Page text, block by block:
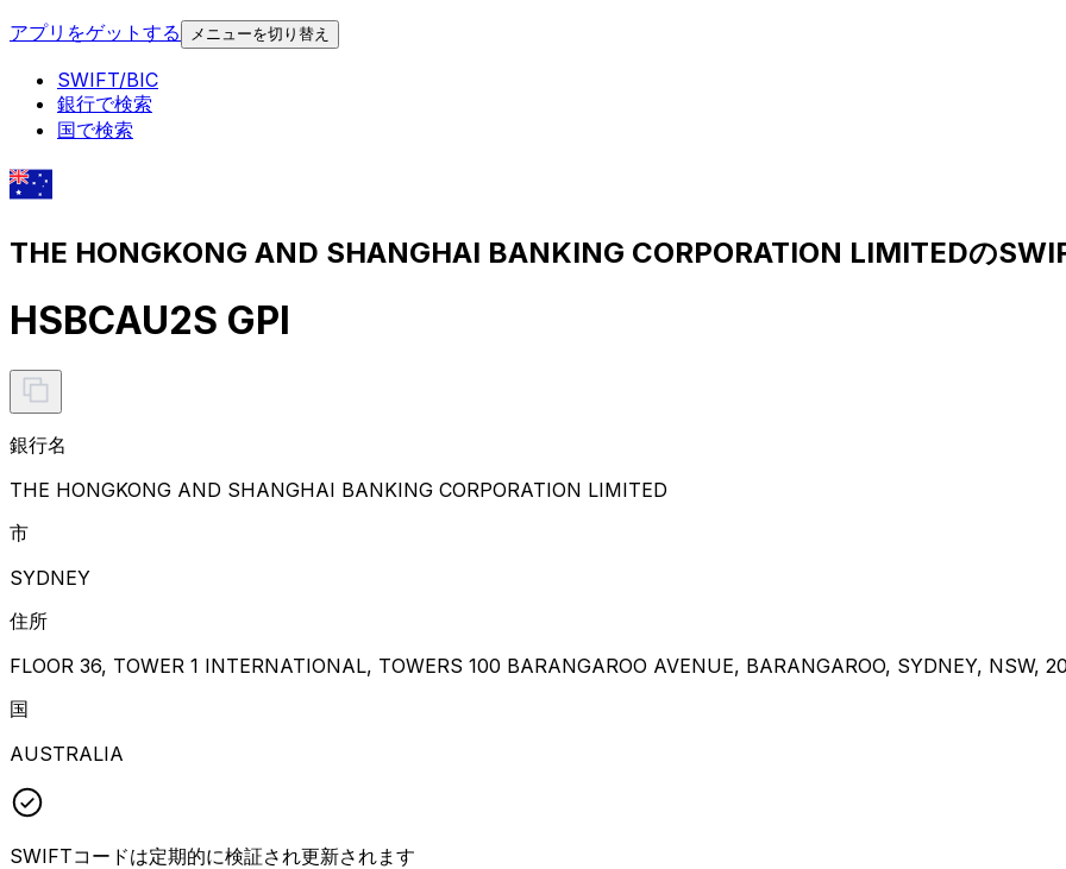
アプリをゲットする
メニューを切り替え
SWIFT/BIC
銀行で検索
国で検索
THE HONGKONG AND SHANGHAI BANKING CORPORATION LIMITEDの
HSBCAU2S GPI
銀行名
THE HONGKONG AND SHANGHAI BANKING CORPORATION LIMITED
市
SYDNEY
住所
FLOOR 36, TOWER 1 INTERNATIONAL, TOWERS 100 BARANGAROO AVENUE, BARANGAROO, SYDNEY, NSW,
国
AUSTRALIA
SWIFTコードは定期的に検証され更新されます